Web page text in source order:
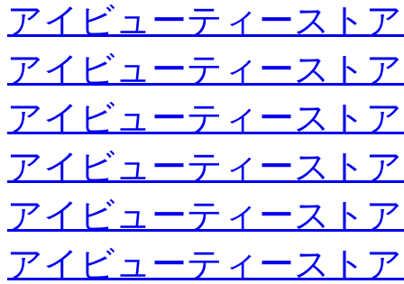
アイビューティースト
アイビューティースト
アイビューティースト
アイビューティースト
アイビューティースト
アイビューティースト